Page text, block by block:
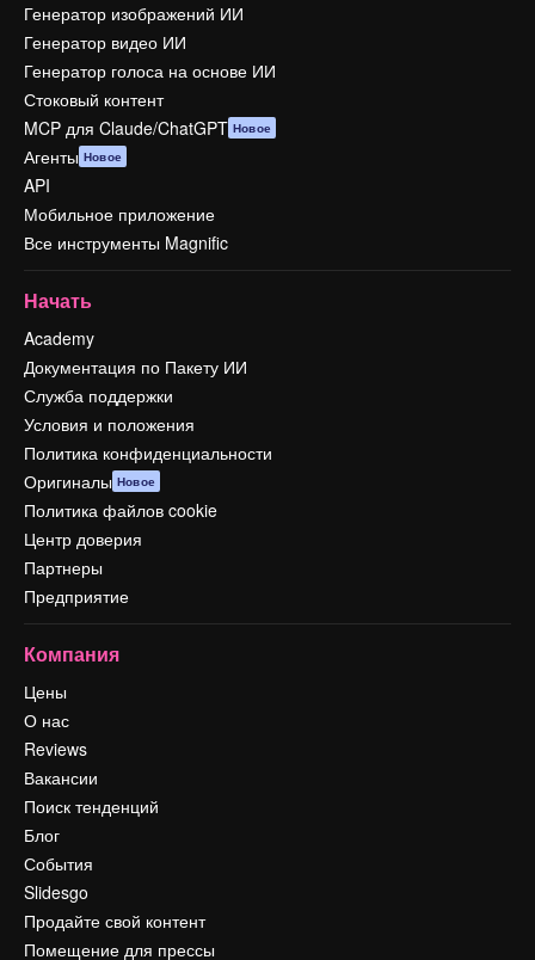
Генератор изображений ИИ
Генератор видео ИИ
Генератор голоса на основе ИИ
Стоковый контент
MCP для Claude/ChatGPT Новое
Агенты Новое
API
Мобильное приложение
Все инструменты Magnific
Начать
Academy
Документация по Пакету ИИ
Служба поддержки
Условия и положения
Политика конфиденциальности
Оригиналы Новое
Политика файлов cookie
Центр доверия
Партнеры
Предприятие
Компания
Цены
О нас
Reviews
Вакансии
Поиск тенденций
Блог
События
Slidesgo
Продайте свой контент
Помещение для прессы